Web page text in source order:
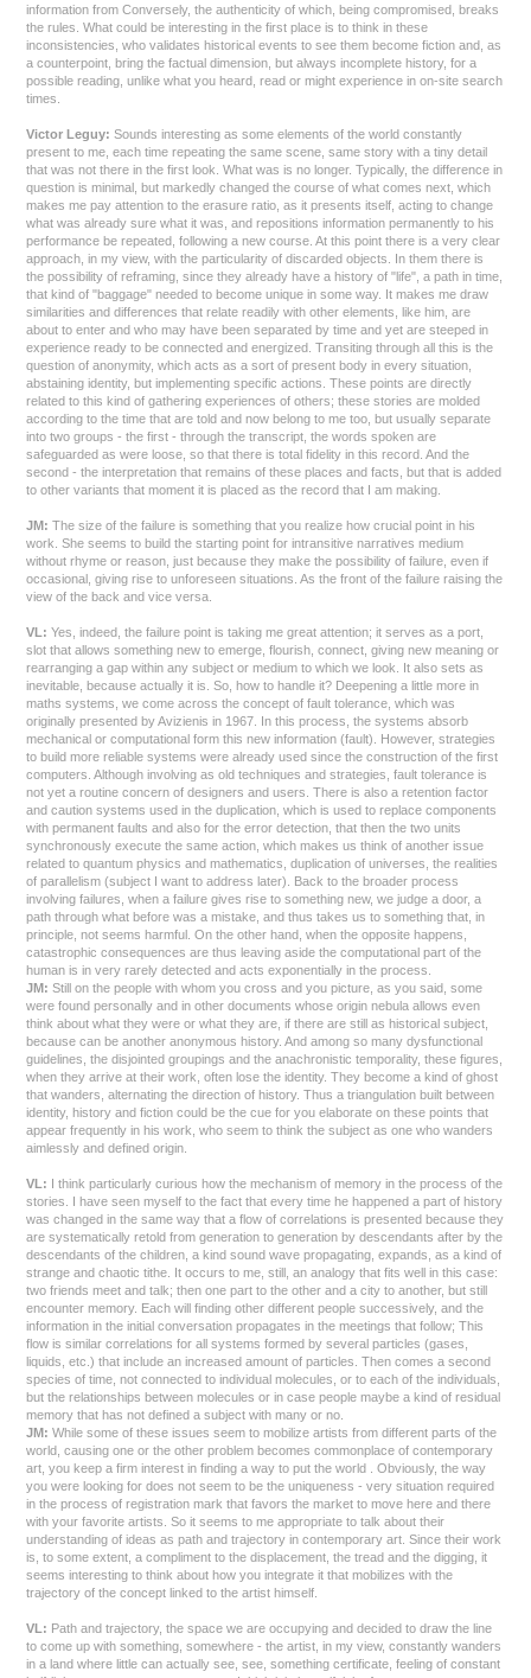
information from Conversely, the authenticity of which, being compromised, breaks
the rules. What could be interesting in the first place is to think in these
inconsistencies, who validates historical events to see them become fiction and, as
a counterpoint, bring the factual dimension, but always incomplete history, for a
possible reading, unlike what you heard, read or might experience in on-site search
times.
Victor Leguy: Sounds interesting as some elements of the world constantly
present to me, each time repeating the same scene, same story with a tiny detail
that was not there in the first look. What was is no longer. Typically, the difference in
question is minimal, but markedly changed the course of what comes next, which
makes me pay attention to the erasure ratio, as it presents itself, acting to change
what was already sure what it was, and repositions information permanently to his
performance be repeated, following a new course. At this point there is a very clear
approach, in my view, with the particularity of discarded objects. In them there is
the possibility of reframing, since they already have a history of "life", a path in time,
that kind of "baggage" needed to become unique in some way. It makes me draw
similarities and differences that relate readily with other elements, like him, are
about to enter and who may have been separated by time and yet are steeped in
experience ready to be connected and energized. Transiting through all this is the
question of anonymity, which acts as a sort of present body in every situation,
abstaining identity, but implementing specific actions. These points are directly
related to this kind of gathering experiences of others; these stories are molded
according to the time that are told and now belong to me too, but usually separate
into two groups - the first - through the transcript, the words spoken are
safeguarded as were loose, so that there is total fidelity in this record. And the
second - the interpretation that remains of these places and facts, but that is added
to other variants that moment it is placed as the record that I am making.
JM:The size of the failure is something that you realize how crucial point in his
work. She seems to build the starting point for intransitive narratives medium
without rhyme or reason, just because they make the possibility of failure, even if
occasional, giving rise to unforeseen situations. As the front of the failure raising the
view of the back and vice versa.
VL:Yes, indeed, the failure point is taking me great attention; it serves as a port,
slot that allows something new to emerge, flourish, connect, giving new meaning or
rearranging a gap within any subject or medium to which we look. It also sets as
inevitable, because actually it is. So, how to handle it? Deepening a little more in
maths systems, we come across the concept of fault tolerance, which was
originally presented by Avizienis in 1967. In this process, the systems absorb
mechanical or computational form this new information (fault). However, strategies
to build more reliable systems were already used since the construction of the first
computers. Although involving as old techniques and strategies, fault tolerance is
not yet a routine concern of designers and users. There is also a retention factor
and caution systems used in the duplication, which is used to replace components
with permanent faults and also for the error detection, that then the two units
synchronously execute the same action, which makes us think of another issue
related to quantum physics and mathematics, duplication of universes, the realities
of parallelism (subject I want to address later). Back to the broader process
involving failures, when a failure gives rise to something new, we judge a door, a
path through what before was a mistake, and thus takes us to something that, in
principle, not seems harmful. On the other hand, when the opposite happens,
catastrophic consequences are thus leaving aside the computational part of the
human is in very rarely detected and acts exponentially in the process.
JM:Still on the people with whom you cross and you picture, as you said, some
were found personally and in other documents whose origin nebula allows even
think about what they were or what they are, if there are still as historical subject,
because can be another anonymous history. And among so many dysfunctional
guidelines, the disjointed groupings and the anachronistic temporality, these figures,
when they arrive at their work, often lose the identity. They become a kind of ghost
that wanders, alternating the direction of history. Thus a triangulation built between
identity, history and fiction could be the cue for you elaborate on these points that
appear frequently in his work, who seem to think the subject as one who wanders
aimlessly and defined origin.
VL: I think particularly curious how the mechanism of memory in the process of the
stories. I have seen myself to the fact that every time he happened a part of history
was changed in the same way that a flow of correlations is presented because they
are systematically retold from generation to generation by descendants after by the
descendants of the children, a kind sound wave propagating, expands, as a kind of
strange and chaotic tithe. It occurs to me, still, an analogy that fits well in this case:
two friends meet and talk; then one part to the other and a city to another, but still
encounter memory. Each will finding other different people successively, and the
information in the initial conversation propagates in the meetings that follow; This
flow is similar correlations for all systems formed by several particles (gases,
liquids, etc.) that include an increased amount of particles. Then comes a second
species of time, not connected to individual molecules, or to each of the individuals,
but the relationships between molecules or in case people maybe a kind of residual
memory that has not defined a subject with many or no.
JM:While some of these issues seem to mobilize artists from different parts of the
world, causing one or the other problem becomes commonplace of contemporary
art, you keep a firm interest in finding a way to put the world . Obviously, the way
you were looking for does not seem to be the uniqueness - very situation required
in the process of registration mark that favors the market to move here and there
with your favorite artists. So it seems to me appropriate to talk about their
understanding of ideas as path and trajectory in contemporary art. Since their work
is, to some extent, a compliment to the displacement, the tread and the digging, it
seems interesting to think about how you integrate it that mobilizes with the
trajectory of the concept linked to the artist himself.
VL: Path and trajectory, the space we are occupying and decided to draw the line
to come up with something, somewhere - the artist, in my view, constantly wanders
in a land where little can actually see, see, something certificate, feeling of constant